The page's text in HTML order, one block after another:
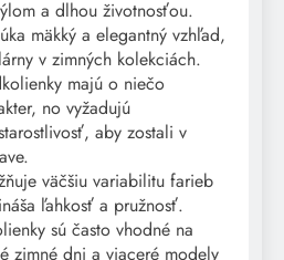
a dlhou životnosťou.
mäkký a elegantný vzhľad,
v zimných kolekciách.
majú o niečo
no vyžadujú
aby zostali v
väčšiu variabilitu farieb
ľahkosť a pružnosť.
sú často vhodné na
zimné dni a viaceré modely